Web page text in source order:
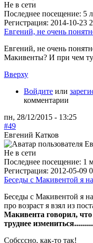
Не в сети
Последнее посещение: 5
Регистрация: 2014-10-23
Евгений, не очень
Евгений, не очень
Макивенты? И при чем
Вверху
Войдите или
комментарии
пн, 28/12/2015 - 13:25
#49
Евгений Катков
Не в сети
Последнее посещение: 1
Регистрация: 2012-05-09
Беседы с Макивентой я
Беседы с Макивентой я
про возраст я взял из
Макивента говорил, что
труднее
Собсссно, как-то так!